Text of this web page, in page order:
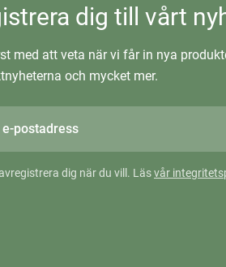
dig till vårt
med att veta när vi får in nya
och mycket mer.
dig när du vill. Läsvår